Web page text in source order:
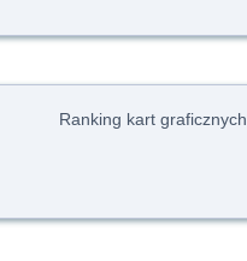
Ranking kart graficznych